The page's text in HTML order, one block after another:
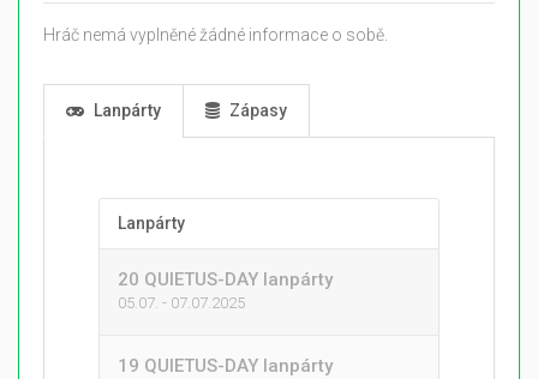
Hráč nemá vyplněné žádné informace o sobě.
Lanpárty Zápasy
Lanpárty
20 QUIETUS-DAY lanpárty
05.07. - 07.07.2025
19 QUIETUS-DAY lanpárty